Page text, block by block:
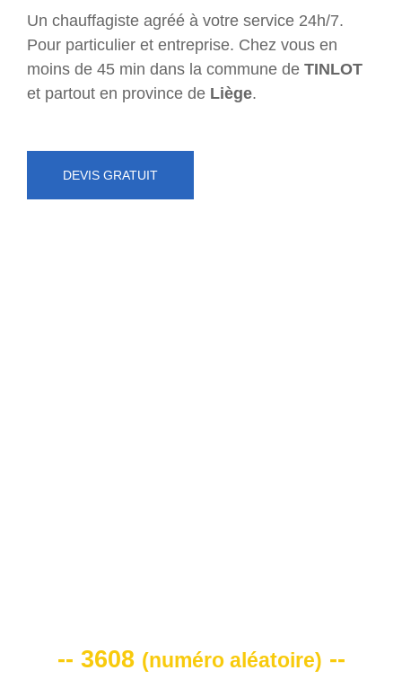
Un chauffagiste agréé à votre service 24h/7.
Pour particulier et entreprise. Chez vous en
moins de 45 min dans la commune de TINLOT
et partout en province de Liège.
DEVIS GRATUIT
-- 3608 (numéro aléatoire) --